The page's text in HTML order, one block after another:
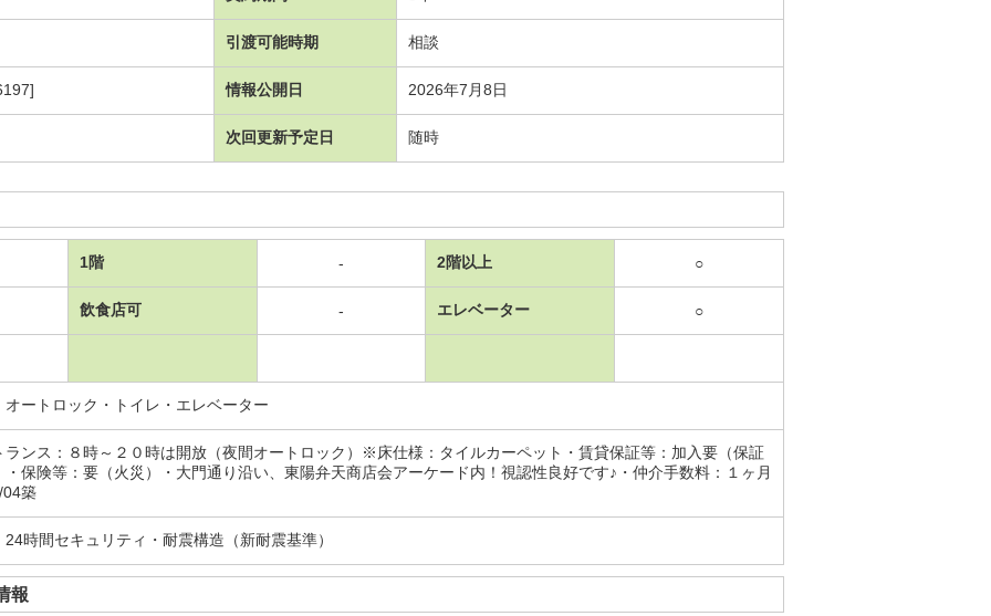
引渡可能時期 相談
情報公開日 2026年7月8日
次回更新予定日 随時
1階 - 2階以上 ○
飲食店可 - エレベーター ○
オートロック・トイレ・エレベーター
ンス：８時～２０時は開放（夜間オートロック）※床仕様：タイルカーペット・賃貸保証等：加入要（保証
・保険等：要（火災）・大門通り沿い、東陽弁天商店会アーケード内！視認性良好です♪・仲介手数料：１ヶ月
04築
時間セキュリティ・耐震構造（新耐震基準）
報